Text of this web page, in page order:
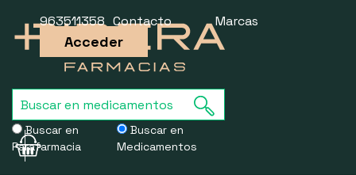
Buscar en
Parafarmacia
Buscar en
Medicamentos
963511358 Contacto Marcas
Acceder
Usamos cookies para mejorar la experiencia de la web. Si sigues